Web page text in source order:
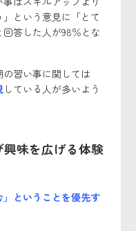
という意見に「とて
答した人が98％とな
習い事に関しては
している人が多いよう
味を広げる体験
」ということを優先す